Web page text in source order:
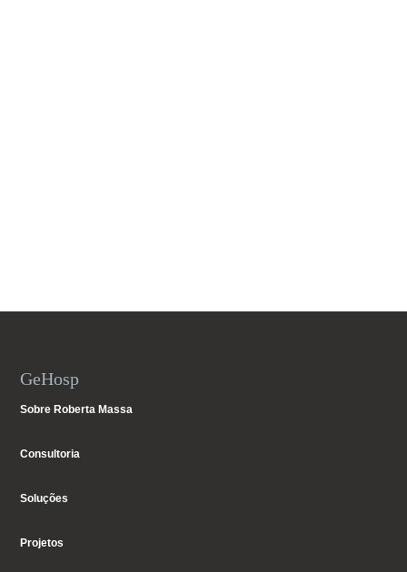
GeHosp
Sobre Roberta Massa
Consultoria
Soluções
Projetos